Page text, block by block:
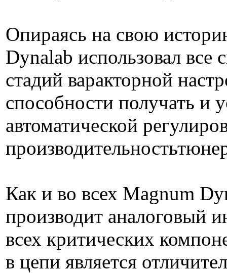
Опираясь на свою
Dynalab использовал
стадий варакторной
способности получать и
автоматической
Как и во всех Magnum
производит аналоговый
всех критических
в цепи является